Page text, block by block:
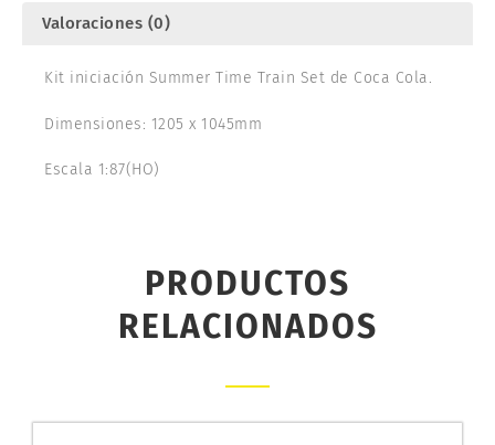
cantidad
Valoraciones (0)
Kit iniciación Summer Time Train Set de Coca Cola.
Dimensiones: 1205 x 1045mm
Escala 1:87(HO)
PRODUCTOS
RELACIONADOS